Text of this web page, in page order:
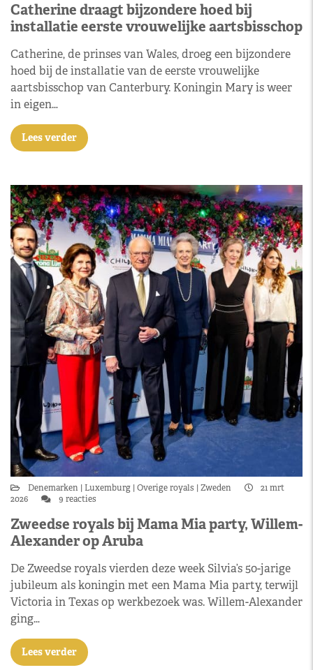
Catherine draagt bijzondere hoed bij
installatie eerste vrouwelijke aartsbisschop
Catherine, de prinses van Wales, droeg een bijzondere
hoed bij de installatie van de eerste vrouwelijke
aartsbisschop van Canterbury. Koningin Mary is weer
in eigen…
Lees verder
Denemarken Luxemburg Overige royals Zweden
21 mrt
2026
9 reacties
Zweedse royals bij Mama Mia party, Willem-
Alexander op Aruba
De Zweedse royals vierden deze week Silvia’s 50-jarige
jubileum als koningin met een Mama Mia party, terwijl
Victoria in Texas op werkbezoek was. Willem-Alexander
ging…
Lees verder